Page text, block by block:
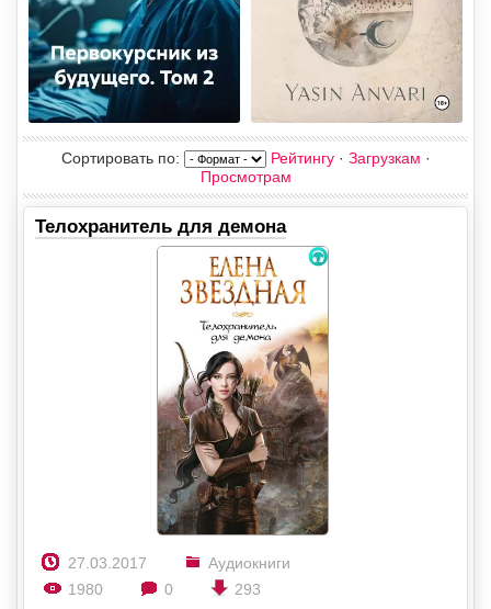
Сортировать по: Рейтингу· Загрузкам ·
Просмотрам
Телохранитель для демона
27.03.2017
Аудиокниги
1980
0 293